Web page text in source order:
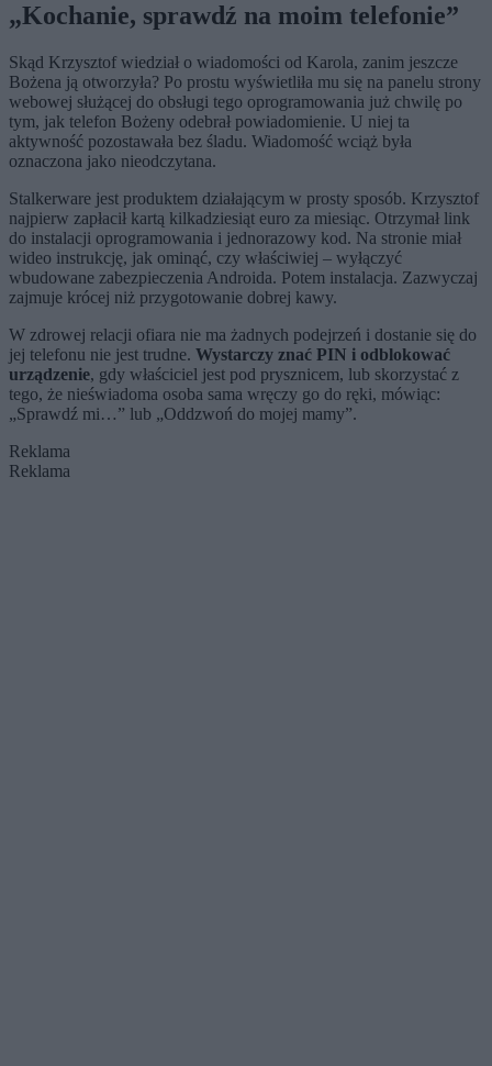
„Kochanie, sprawdź na moim telefonie”
Skąd Krzysztof wiedział o wiadomości od Karola, zanim jeszcze
Bożena ją otworzyła? Po prostu wyświetliła mu się na panelu strony
webowej służącej do obsługi tego oprogramowania już chwilę po
tym, jak telefon Bożeny odebrał powiadomienie. U niej ta
aktywność pozostawała bez śladu. Wiadomość wciąż była
oznaczona jako nieodczytana.
Stalkerware jest produktem działającym w prosty sposób. Krzysztof
najpierw zapłacił kartą kilkadziesiąt euro za miesiąc. Otrzymał link
do instalacji oprogramowania i jednorazowy kod. Na stronie miał
wideo instrukcję, jak ominąć, czy właściwiej – wyłączyć
wbudowane zabezpieczenia Androida. Potem instalacja. Zazwyczaj
zajmuje krócej niż przygotowanie dobrej kawy.
W zdrowej relacji ofiara nie ma żadnych podejrzeń i dostanie się do
jej telefonu nie jest trudne. Wystarczy znać PIN i odblokować
urządzenie, gdy właściciel jest pod prysznicem, lub skorzystać z
tego, że nieświadoma osoba sama wręczy go do ręki, mówiąc:
„Sprawdź mi…” lub „Oddzwoń do mojej mamy”.
Reklama
Reklama